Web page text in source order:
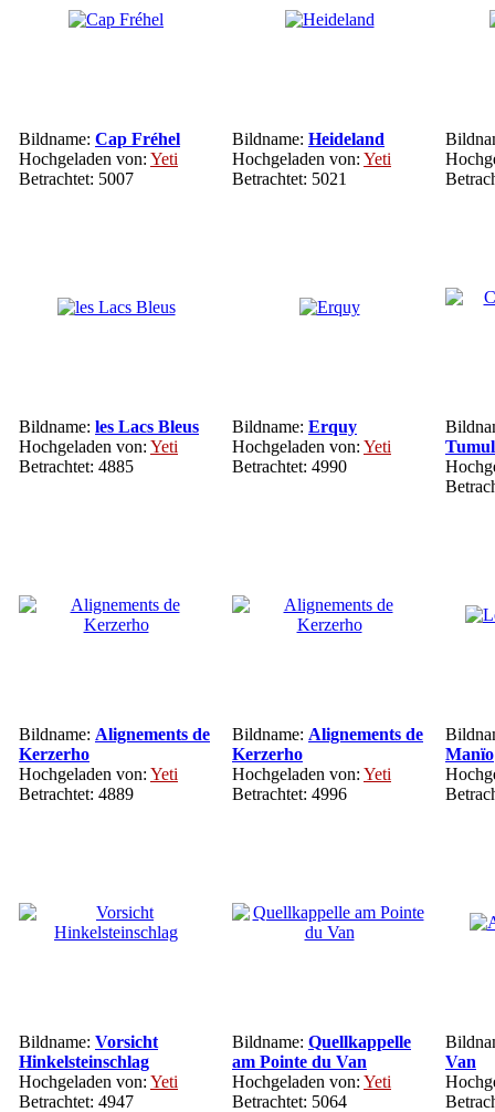
Bildname: Cap Fréhel
Hochgeladen von: Yeti
Betrachtet: 5007
Bildname: Heideland
Hochgeladen von: Yeti
Betrachtet: 5021
Bildname: les Lacs Bleus
Hochgeladen von: Yeti
Betrachtet: 4885
Bildname: Erquy
Hochgeladen von: Yeti
Betrachtet: 4990
Bildname: Alignements de
Kerzerho
Hochgeladen von: Yeti
Betrachtet: 4889
Bildname: Alignements de
Kerzerho
Hochgeladen von: Yeti
Betrachtet: 4996
Manïo
Bildname: Vorsicht
Hinkelsteinschlag
Hochgeladen von: Yeti
Betrachtet: 4947
Bildname: Quellkappelle
am Pointe du Van
Hochgeladen von: Yeti
Betrachtet: 5064
Van